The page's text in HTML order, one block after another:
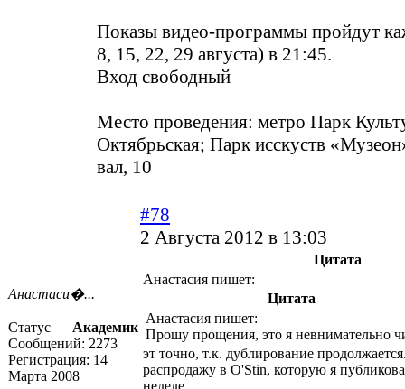
Показы видео-программы пройдут
8, 15, 22, 29 августа) в 21:45.
Вход свободный
Место проведения: метро Парк
Октябрьская; Парк исскуств
вал, 10
Анастаси�...
Статус — Академик
Сообщений: 2273
Регистрация: 14
Марта 2008
#78
2 Августа 2012 в 13:03
Цитата
Анастасия пишет:
Цитата
Анастасия пишет:
Прошу прощения, это я невнимательно
эт точно, т.к. дублирование
распродажу в O'Stin, которую я